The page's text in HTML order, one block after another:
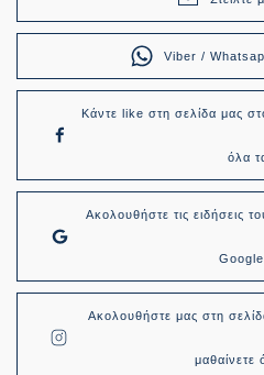
Viber /
Κάντε like στη σελίδα μας
όλα
Ακολουθήστε τις
Ακολουθήστε μας στη
μαθαίνετε